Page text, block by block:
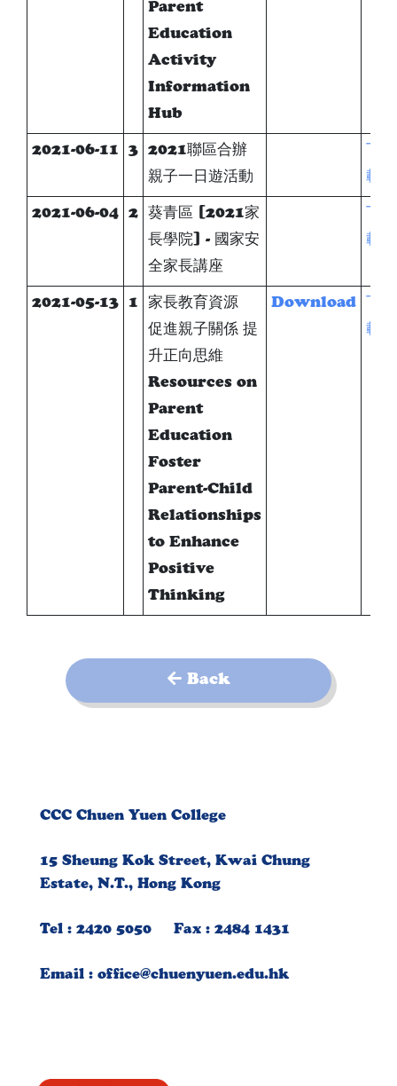
Parent
Education
Activity
Information
Hub
2021-06-11 3
2021聯區合辦
親子一日遊活動
載
2021-06-04 2
葵青區 [2021家
長學院] - 國家安
全家長講座
載
2021-05-13 1
家長教育資源
促進親子關係 提
升正向思維
Resources on
Parent
Education
Foster
Parent-Child
Relationships
to Enhance
Positive
Thinking
Download
載
Back
CCC Chuen Yuen College
15 Sheung Kok Street, Kwai Chung
Estate, N.T., Hong Kong
Tel : 2420 5050 Fax : 2484 1431
Email : office@chuenyuen.edu.hk